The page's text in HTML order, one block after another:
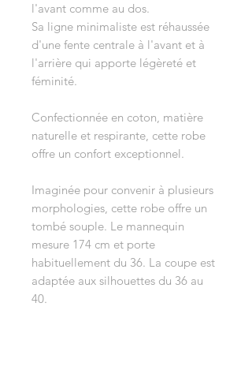
l'avant comme au dos.
Sa ligne minimaliste est réhaussée
d'une fente centrale à l'avant et à
l'arrière qui apporte légèreté et
féminité.
Confectionnée en coton, matière
naturelle et respirante, cette robe
offre un confort exceptionnel.
Imaginée pour convenir à plusieurs
morphologies, cette robe offre un
tombé souple. Le mannequin
mesure 174 cm et porte
habituellement du 36. La coupe est
adaptée aux silhouettes du 36 au
40.